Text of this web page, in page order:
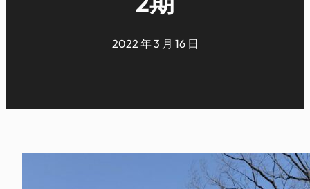
2022 年 3 月 16 日